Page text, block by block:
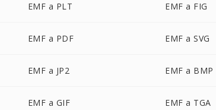
EMF a PLT EMF a FIG
EMF a PDF EMF a SVG
EMF a JP2 EMF a BMP
EMF a GIF EMF a TGA